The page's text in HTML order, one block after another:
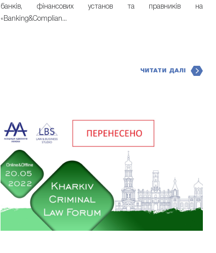
банків, фінансових установ та правників на
«Banking&Complian...
ЧИТАТИ ДАЛІ